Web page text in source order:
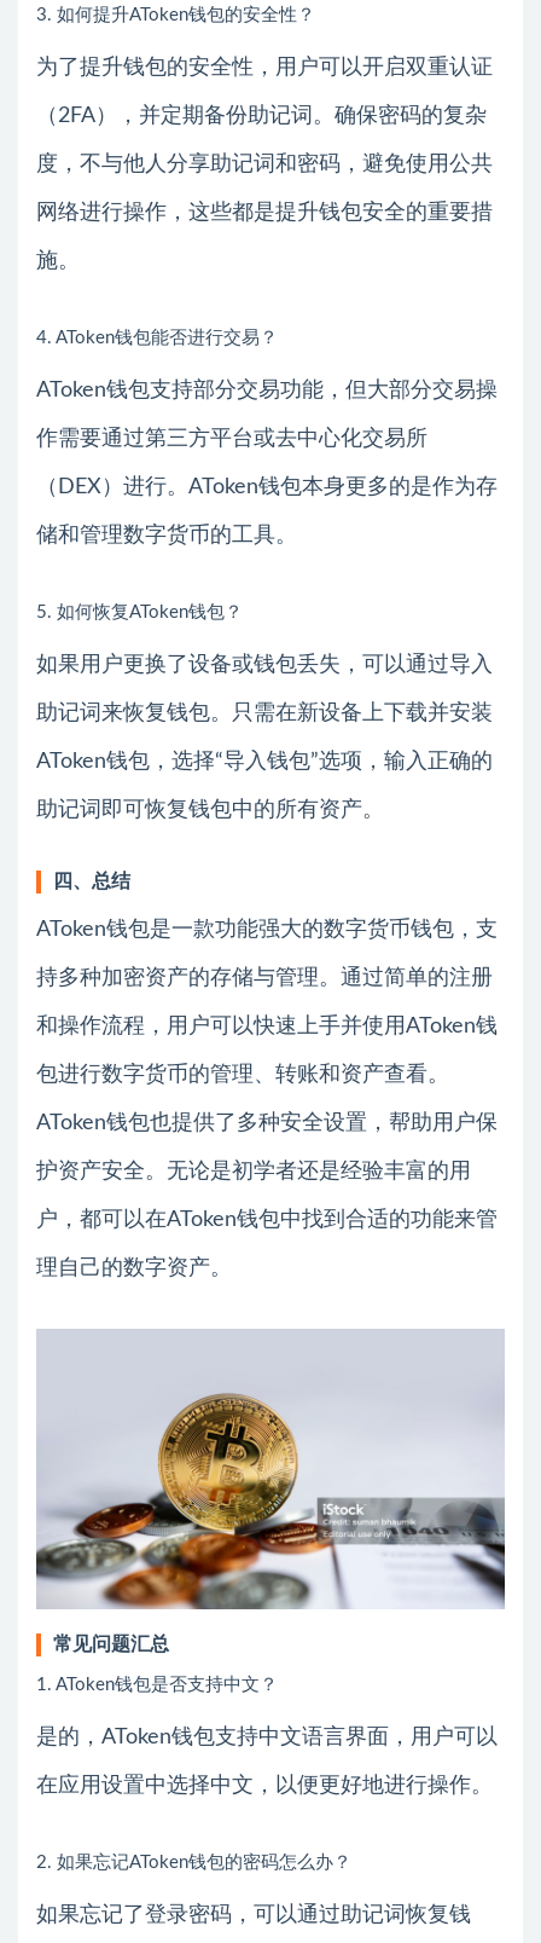
3. 如何提升AToken钱包的安全性？
为了提升钱包的安全性，用户可以开启双重认证
（2FA），并定期备份助记词。确保密码的复杂
度，不与他人分享助记词和密码，避免使用公共
网络进行操作，这些都是提升钱包安全的重要措
施。
4. AToken钱包能否进行交易？
AToken钱包支持部分交易功能，但大部分交易操
作需要通过第三方平台或去中心化交易所
（DEX）进行。AToken钱包本身更多的是作为存
储和管理数字货币的工具。
5. 如何恢复AToken钱包？
如果用户更换了设备或钱包丢失，可以通过导入
助记词来恢复钱包。只需在新设备上下载并安装
AToken钱包，选择“导入钱包”选项，输入正确的
助记词即可恢复钱包中的所有资产。
四、总结
AToken钱包是一款功能强大的数字货币钱包，支
持多种加密资产的存储与管理。通过简单的注册
和操作流程，用户可以快速上手并使用AToken钱
包进行数字货币的管理、转账和资产查看。
AToken钱包也提供了多种安全设置，帮助用户保
护资产安全。无论是初学者还是经验丰富的用
户，都可以在AToken钱包中找到合适的功能来管
理自己的数字资产。
常见问题汇总
1. AToken钱包是否支持中文？
是的，AToken钱包支持中文语言界面，用户可以
在应用设置中选择中文，以便更好地进行操作。
2. 如果忘记AToken钱包的密码怎么办？
如果忘记了登录密码，可以通过助记词恢复钱